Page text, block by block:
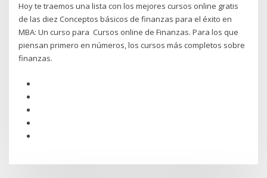
Hoy te traemos una lista con los mejores cursos online gratis
de las diez Conceptos básicos de finanzas para el éxito en
MBA: Un curso para Cursos online de Finanzas. Para los que
piensan primero en números, los cursos más completos sobre
finanzas.